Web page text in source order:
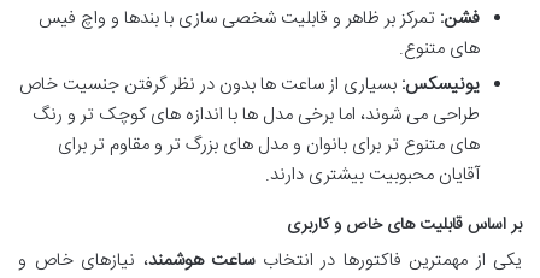
فشن: تمرکز بر ظاهر و قابلیت شخصی سازی با بندها و واچ فیس
های متنوع.
یونیسکس: بسیاری از ساعت ها بدون در نظر گرفتن جنسیت خاص
طراحی می شوند، اما برخی مدل ها با اندازه های کوچک تر و رنگ
های متنوع تر برای بانوان و مدل های بزرگ تر و مقاوم تر برای
آقایان محبوبیت بیشتری دارند.
بر اساس قابلیت های خاص و کاربری
یکی از مهمترین فاکتورها در انتخابساعت هوشمند، نیازهای خاص و